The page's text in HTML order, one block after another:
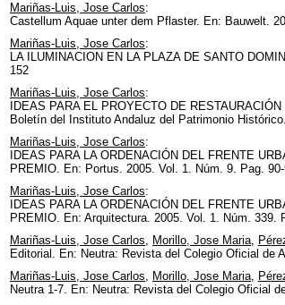
Mariñas-Luis, Jose Carlos:
Castellum Aquae unter dem Pflaster. En: Bauwelt.
Mariñas-Luis, Jose Carlos:
LA ILUMINACION EN LA PLAZA DE SANTO
152
Mariñas-Luis, Jose Carlos:
IDEAS PARA EL PROYECTO DE
Boletín del Instituto Andaluz del Patrimonio
Mariñas-Luis, Jose Carlos:
IDEAS PARA LA ORDENACIÓN DEL FRENTE
PREMIO. En: Portus. 2005. Vol. 1. Núm. 9. Pag.
Mariñas-Luis, Jose Carlos:
IDEAS PARA LA ORDENACIÓN DEL FRENTE
PREMIO. En: Arquitectura. 2005. Vol. 1. Núm. 339.
Mariñas-Luis, Jose Carlos, Morillo, Jose Maria,
Editorial. En: Neutra: Revista del Colegio Oficial de
Mariñas-Luis, Jose Carlos, Morillo, Jose Maria,
Neutra 1-7. En: Neutra: Revista del Colegio Oficial